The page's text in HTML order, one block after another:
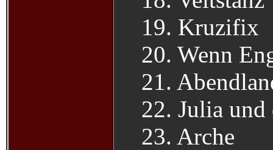
19. Kruzifix
20. Wenn
21.
22. Julia und
23. Arche